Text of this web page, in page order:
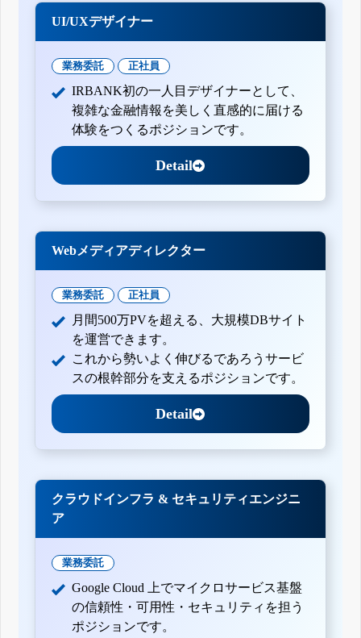
UI/UXデザイナー
業務委託 正社員
IRBANK初の一人目デザイナーとして、
複雑な金融情報を美しく直感的に届ける
体験をつくるポジションです。
Detail
Webメディアディレクター
業務委託 正社員
月間500万PVを超える、大規模DBサイト
を運営できます。
これから勢いよく伸びるであろうサービ
スの根幹部分を支えるポジションです。
Detail
クラウドインフラ & セキュリティエンジニ
ア
業務委託
Google Cloud 上でマイクロサービス基盤
の信頼性・可用性・セキュリティを担う
ポジションです。